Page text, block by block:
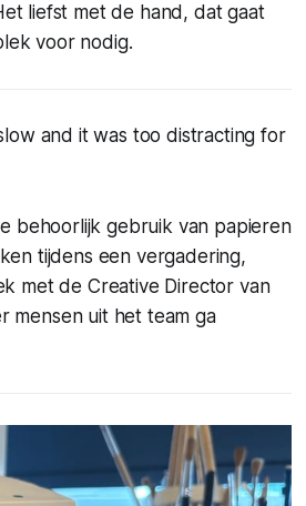
liefst met de hand, dat gaat
voor nodig.
and it was too distracting for
behoorlijk gebruik van papieren
tijdens een vergadering,
met de Creative Director van
mensen uit het team ga